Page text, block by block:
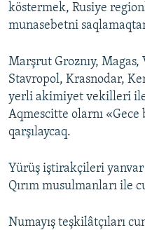
köstermek, Rusiye
munasebetni
Marşrut Groznıy,
Stavropol, Krasnodar,
yerli akimiyet vekilleri
Aqmescitte olarnı
qarşılaycaq.
Yürüş iştirakçileri
Qırım musulmanları ile
Numayış teşkilâtçıları